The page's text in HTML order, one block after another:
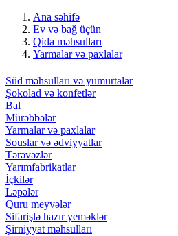
Ana səhifə
Ev və bağ üçün
Qida məhsulları
Yarmalar və paxlalar
Süd məhsulları və yumurtalar
Şokolad və konfetlər
Bal
Mürəbbələr
Yarmalar və paxlalar
Souslar və ədviyyatlar
Tərəvəzlər
Yarımfabrikatlar
İçkilər
Ləpələr
Quru meyvələr
Sifarişlə hazır yeməklər
Şirniyyat məhsulları